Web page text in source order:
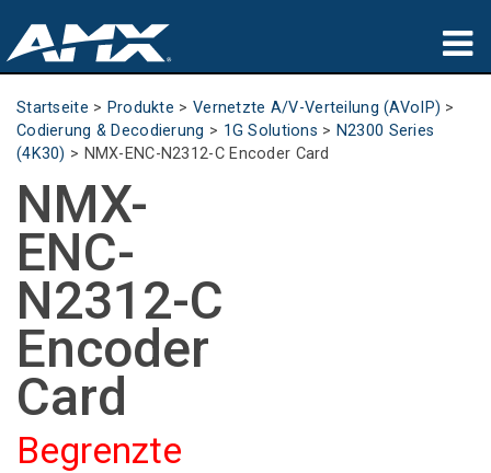
Produkte
Anwendungen
Partners
Wo zu kaufen
Schulungen
Support
Über uns
Startseite > Produkte > Vernetzte A/V-Verteilung (AVoIP) >
Codierung & Decodierung > 1G Solutions > N2300 Series
(4K30) > NMX-ENC-N2312-C Encoder Card
NMX-
ENC-
N2312-C
Encoder
Card
Begrenzte